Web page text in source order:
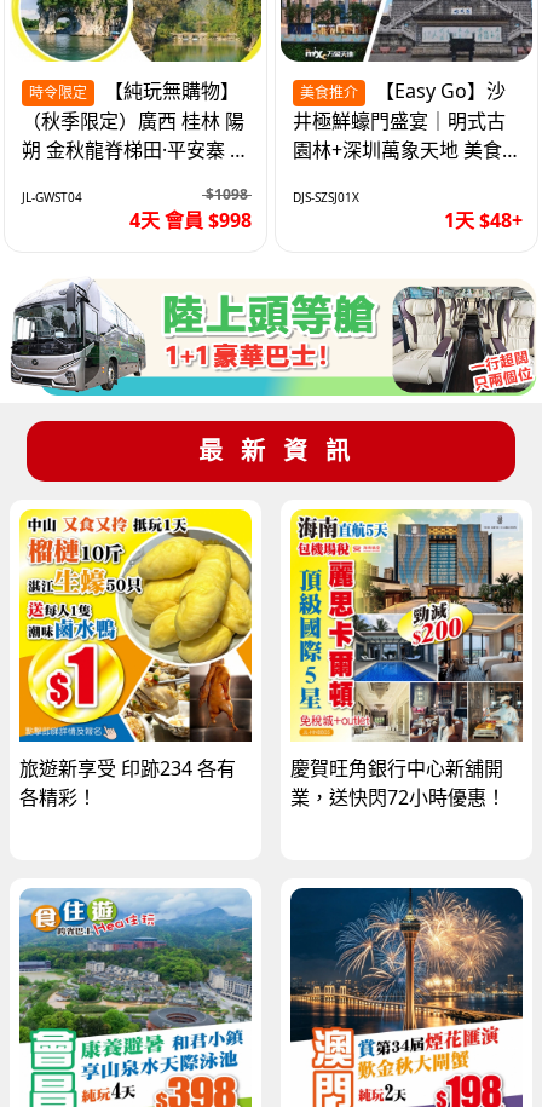
時令限定
（秋季限定）廣西 桂林 陽
朔 金秋龍脊梯田·平安寨 城
4天
JL-GWST04 $1098
4天 會員 $998
美食推介
井極鮮蠔門盛宴｜明式古
園林+深圳萬象天地 美食
DJS-SZSJ01X
1天 $48+
最新資訊
旅遊新享受 印跡234 各有
各精彩！
慶賀旺角銀行中心新舖開
業，送快閃72小時優惠！